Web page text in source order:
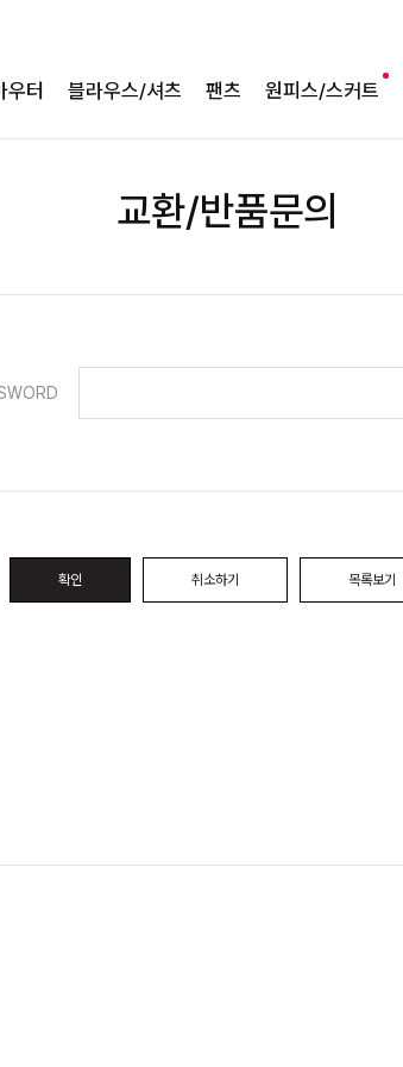
우터 블라우스/셔츠 팬츠 원피스/스커트
교환/반품문의
확인 취소하기 목록보기